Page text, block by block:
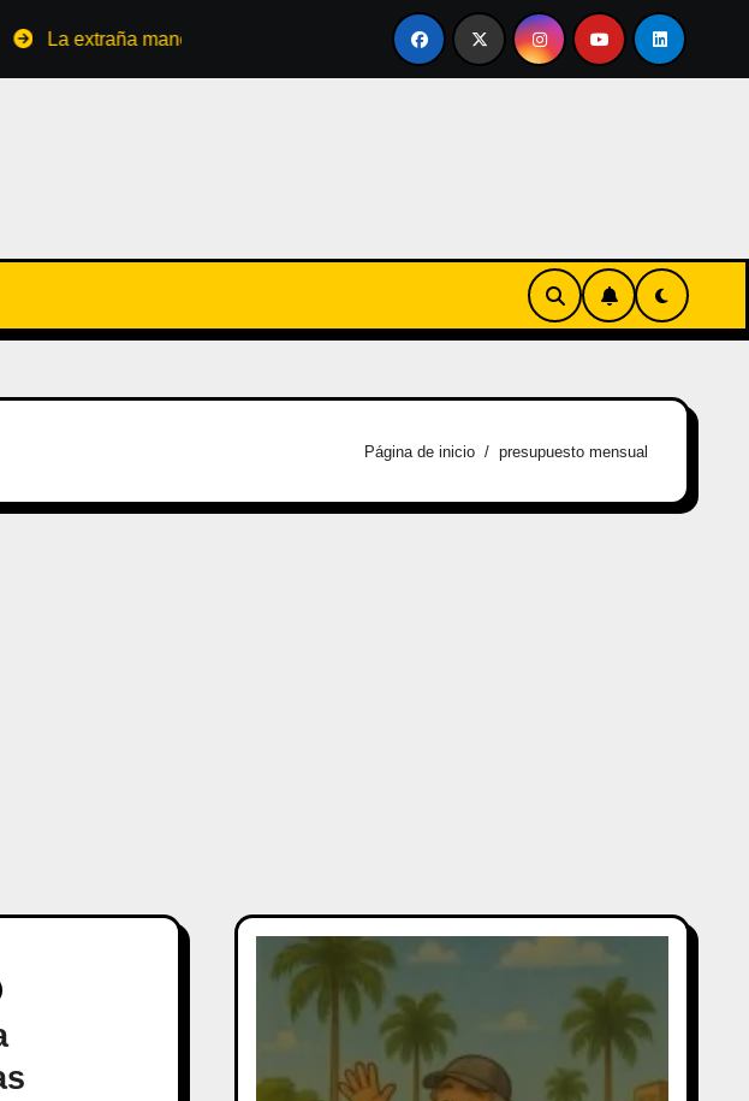
La extraña manera de convertirse en familia El primer tour de la India Chiquitina
Página de inicio presupuesto mensual